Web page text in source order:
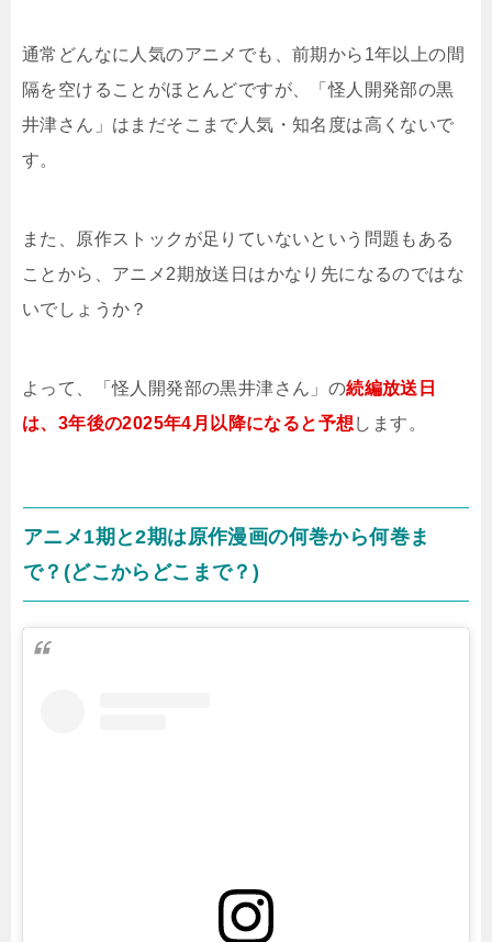
通常どんなに人気のアニメでも、前期から1年以上の間
隔を空けることがほとんどですが、「怪人開発部の黒
井津さん」はまだそこまで人気・知名度は高くないで
す。
また、原作ストックが足りていないという問題もある
ことから、アニメ2期放送日はかなり先になるのではな
いでしょうか？
よって、「怪人開発部の黒井津さん」の続編放送日
は、3年後の2025年4月以降になると予想 します。
アニメ1期と2期は原作漫画の何巻から何巻ま
で？(どこからどこまで？)